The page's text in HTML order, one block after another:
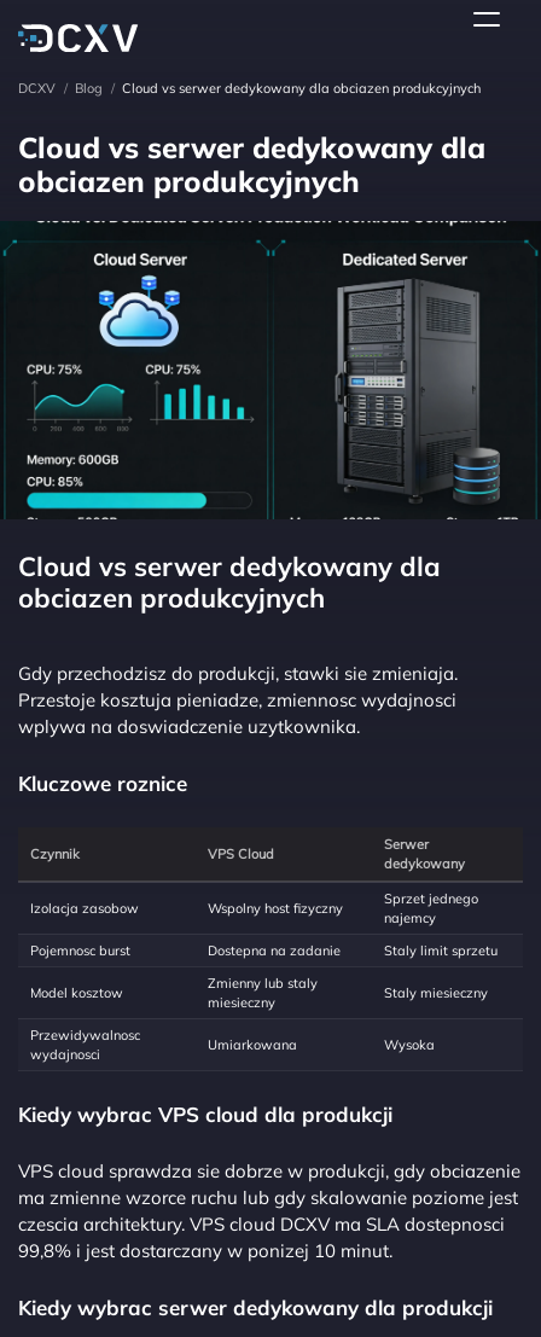
DCXV / Blog / Cloud vs serwer dedykowany dla obciazen produkcyjnych
Cloud vs serwer dedykowany dla
obciazen produkcyjnych
Cloud vs serwer dedykowany dla
obciazen produkcyjnych
Gdy przechodzisz do produkcji, stawki sie zmieniaja.
Przestoje kosztuja pieniadze, zmiennosc wydajnosci
wplywa na doswiadczenie uzytkownika.
Kluczowe roznice
Czynnik VPS Cloud
Serwer
dedykowany
Izolacja zasobow Wspolny host fizyczny
Sprzet jednego
najemcy
Pojemnosc burst
Dostepna na zadanie Staly limit sprzetu
Model kosztow
Zmienny lub staly
miesieczny
Staly miesieczny
Przewidywalnosc
wydajnosci
Umiarkowana Wysoka
Kiedy wybrac VPS cloud dla produkcji
VPS cloud sprawdza sie dobrze w produkcji, gdy obciazenie
ma zmienne wzorce ruchu lub gdy skalowanie poziome jest
czescia architektury. VPS cloud DCXV ma SLA dostepnosci
99,8% i jest dostarczany w ponizej 10 minut.
Kiedy wybrac serwer dedykowany dla produkcji